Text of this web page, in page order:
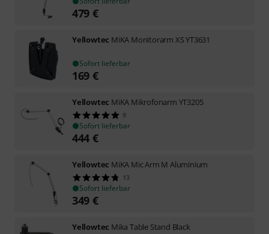
479 €
Yellowtec MiKA Monitorarm XS YT3631
Sofort lieferbar
169 €
Yellowtec MiKA Mikrofonarm YT3205
9
Sofort lieferbar
444 €
Yellowtec MiKA Mic Arm M Aluminium
13
Sofort lieferbar
349 €
Yellowtec Mika Table Stand Black